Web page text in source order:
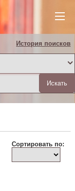
История поисков
Сортировать по: